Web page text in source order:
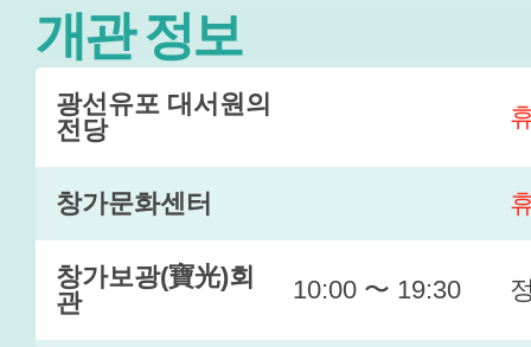
개관 정보
광선유포 대서원의
전당
창가문화센터
창가보광(寶光)회
관
10:00 〜 19:30